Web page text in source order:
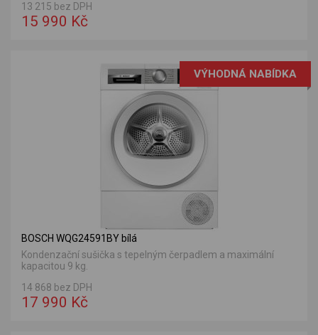
13 215 bez DPH
15 990 Kč
VÝHODNÁ NABÍDKA
BOSCH WQG24591BY bílá
Kondenzační sušička s tepelným čerpadlem a maximální
kapacitou 9 kg.
14 868 bez DPH
17 990 Kč